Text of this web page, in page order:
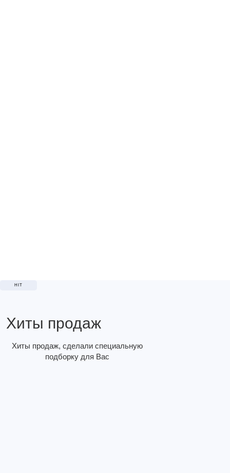
Хиты продаж
HIT
Хиты продаж, сделали специальную
подборку для Вас